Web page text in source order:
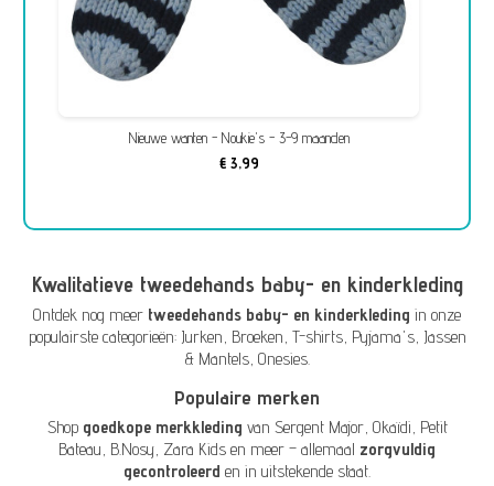
Nieuwe wanten - Noukie's - 3-9 maanden
€ 3,99
Kwalitatieve tweedehands baby- en kinderkleding
Ontdek nog meer tweedehands baby- en kinderkleding in onze
populairste categorieën: Jurken, Broeken, T-shirts, Pyjama's, Jassen
& Mantels, Onesies.
Populaire merken
Shop goedkope merkkleding van Sergent Major, Okaïdi, Petit
Bateau, B.Nosy, Zara Kids en meer – allemaal zorgvuldig
gecontroleerd en in uitstekende staat.